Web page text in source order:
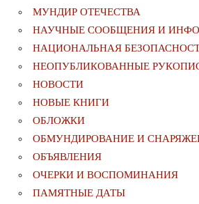
МУНДИР ОТЕЧЕСТВА
НАУЧНЫЕ СООБЩЕНИЯ И
НАЦИОНАЛЬНАЯ
НЕОПУБЛИКОВАННЫЕ
НОВОСТИ
НОВЫЕ КНИГИ
ОБЛОЖКИ
ОБМУНДИРОВАНИЕ И
ОБЪЯВЛЕНИЯ
ОЧЕРКИ И ВОСПОМИНАНИЯ
ПАМЯТНЫЕ ДАТЫ